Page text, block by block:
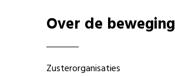
Over de beweging
Zusterorganisaties